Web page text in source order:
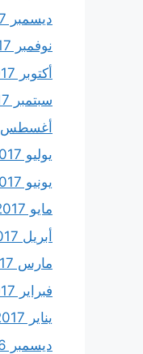
ديسمبر 2017
نوفمبر 2017
أكتوبر 2017
سبتمبر 2017
أغسطس 2017
يوليو 2017
يونيو 2017
مايو 2017
أبريل 2017
مارس 2017
فبراير 2017
يناير 2017
ديسمبر 2016